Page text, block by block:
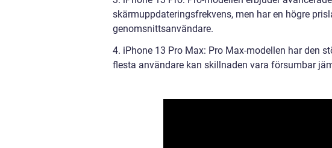
skärmuppdateringsfrekvens, men har en högre
genomsnittsanvändare.
4. iPhone 13 Pro Max: Pro Max-modellen har den
flesta användare kan skillnaden vara försumbar